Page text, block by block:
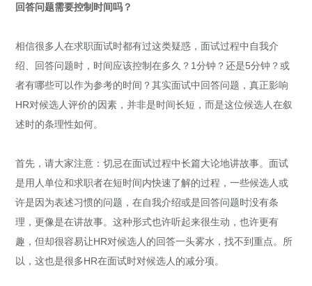
回答问题需要控制时间吗？
相信很多人在求职面试时都有过这类疑惑，面试过程中自我介
绍、回答问题时，时间应该控制在多久？1分钟？还是5分钟？或
者有哪些可以作为参考的时间？其实面试中回答问题，真正影响
HR对候选人评价的因素，并非是时间长短，而是这位候选人在叙
述时的条理性如何。
首先，请大家注意：切忌在面试过程中长篇大论地讲故事。面试
是用人单位和求职者在短时间内快速了解的过程，一些候选人或
许是因为表述习惯的问题，在自我介绍或是回答问题时没有条
理，更像是在讲故事。这种形式也许听起来很生动，也许更有
趣，但却很容易让HR对候选人的回答一头雾水，找不到重点。所
以，这也是很多HR在面试时对候选人的减分项。